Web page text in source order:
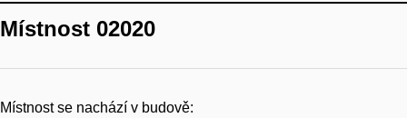
Místnost 02020
Místnost se nachází v budově: